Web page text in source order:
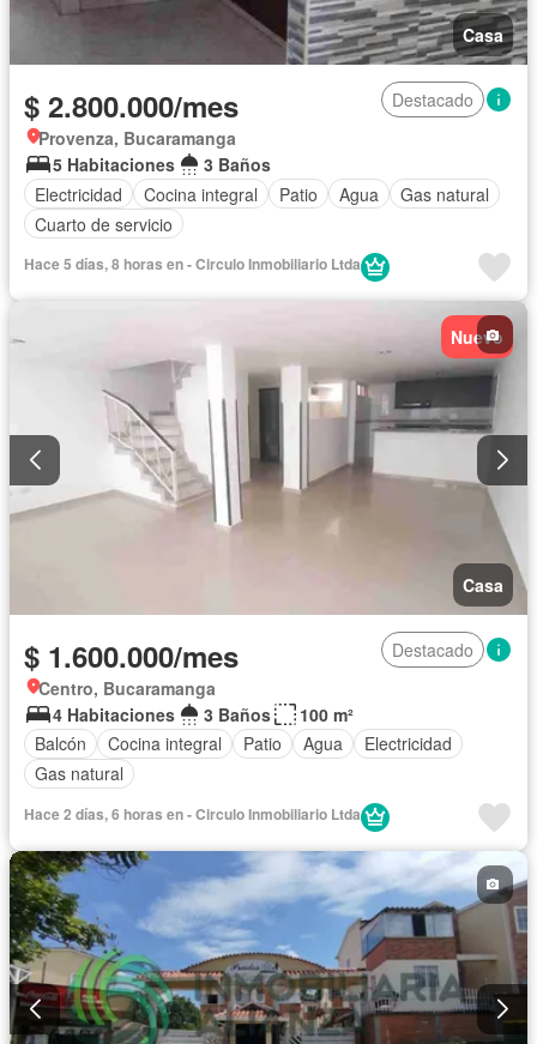
Casa
$ 2.800.000/mes
Destacado
Provenza, Bucaramanga
5 Habitaciones
3 Baños
Electricidad
Cocina integral Patio Agua
Gas natural
Cuarto de servicio
Hace 5 días, 8 horas en - Circulo Inmobiliario Ltda
Nuevo
Casa
$ 1.600.000/mes
Destacado
Centro, Bucaramanga
4 Habitaciones
3 Baños
100 m²
Balcón
Cocina integral Patio Agua
Electricidad
Gas natural
Hace 2 días, 6 horas en - Circulo Inmobiliario Ltda